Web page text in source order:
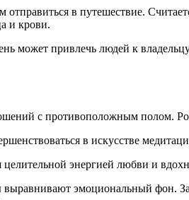
отправиться в путешествие.
и крови.
может привлечь людей к
с противоположным полом.
в искусстве
энергией любви и
эмоциональный фон.